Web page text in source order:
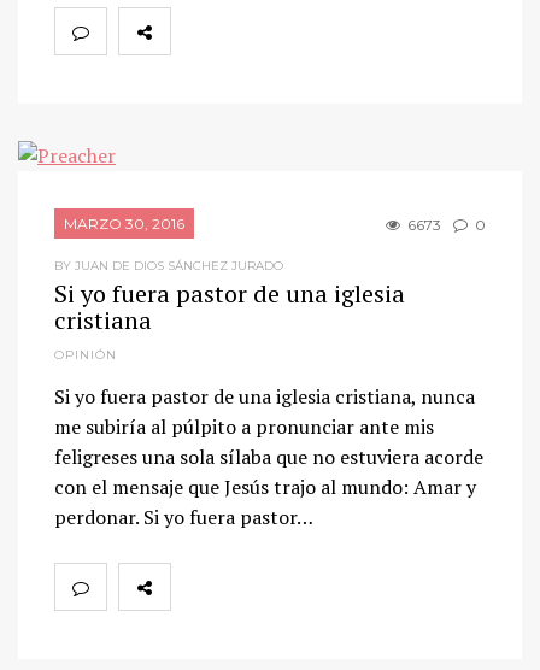
MARZO 30, 2016 6673 0
BY JUAN DE DIOS SÁNCHEZ JURADO
Si yo fuera pastor de una iglesia
cristiana
OPINIÓN
Si yo fuera pastor de una iglesia cristiana, nunca
me subiría al púlpito a pronunciar ante mis
feligreses una sola sílaba que no estuviera acorde
con el mensaje que Jesús trajo al mundo: Amar y
perdonar. Si yo fuera pastor…